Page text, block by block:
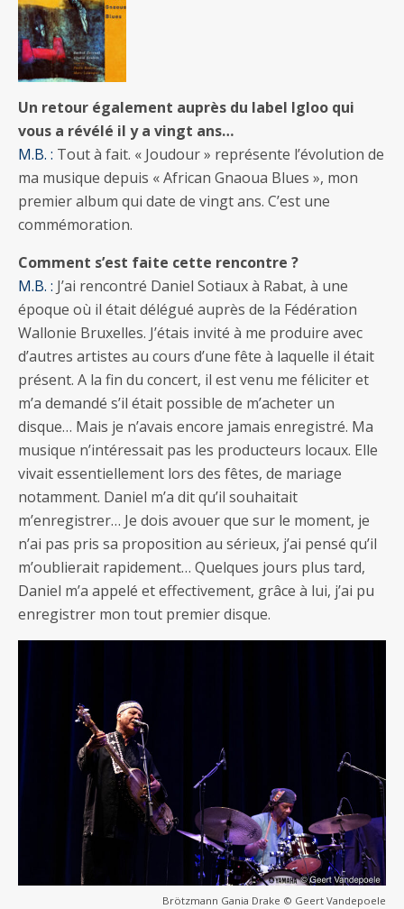
Un retour également auprès du label Igloo qui
vous a révélé il y a vingt ans…
M.B. : Tout à fait. « Joudour » représente l’évolution de
ma musique depuis « African Gnaoua Blues », mon
premier album qui date de vingt ans. C’est une
commémoration.
Comment s’est faite cette rencontre ?
M.B. : J’ai rencontré Daniel Sotiaux à Rabat, à une
époque où il était délégué auprès de la Fédération
Wallonie Bruxelles. J’étais invité à me produire avec
d’autres artistes au cours d’une fête à laquelle il était
présent. A la fin du concert, il est venu me féliciter et
m’a demandé s’il était possible de m’acheter un
disque… Mais je n’avais encore jamais enregistré. Ma
musique n’intéressait pas les producteurs locaux. Elle
vivait essentiellement lors des fêtes, de mariage
notamment. Daniel m’a dit qu’il souhaitait
m’enregistrer… Je dois avouer que sur le moment, je
n’ai pas pris sa proposition au sérieux, j’ai pensé qu’il
m’oublierait rapidement… Quelques jours plus tard,
Daniel m’a appelé et effectivement, grâce à lui, j’ai pu
enregistrer mon tout premier disque.
Brötzmann Gania Drake © Geert Vandepoele